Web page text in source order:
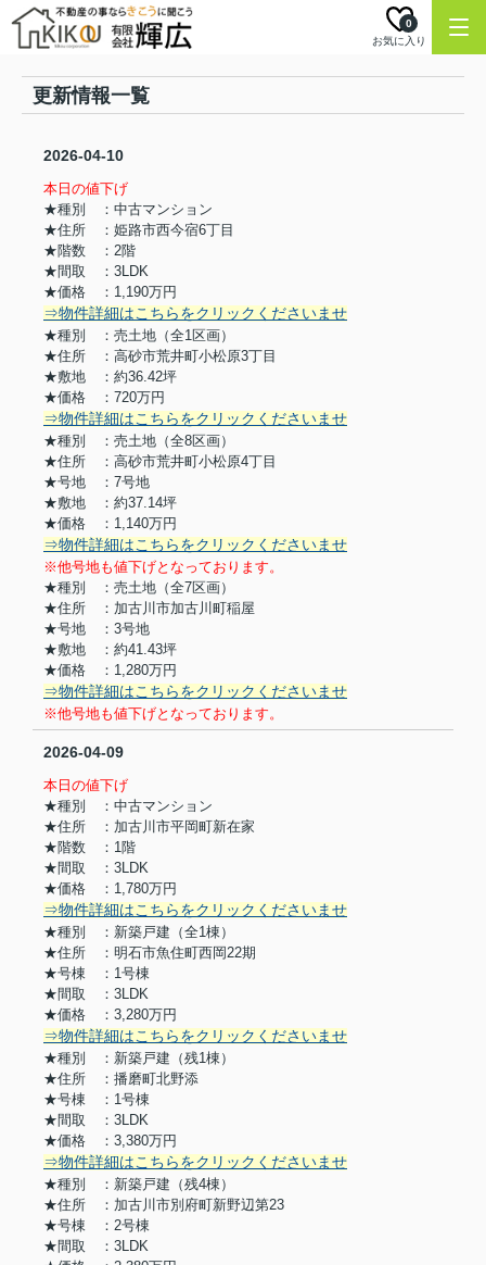
お気に入り
0
更新情報一覧
2026-04-10
本日の値下げ
★種別 ：中古マンション
★住所 ：姫路市西今宿6丁目
★階数 ：2階
★間取 ：3LDK
★価格 ：1,190万円
⇒物件詳細はこちらをクリックくださいませ
★種別 ：売土地（全1区画）
★住所 ：高砂市荒井町小松原3丁目
★敷地 ：約36.42坪
★価格 ：720万円
⇒物件詳細はこちらをクリックくださいませ
★種別 ：売土地（全8区画）
★住所 ：高砂市荒井町小松原4丁目
★号地 ：7号地
★敷地 ：約37.14坪
★価格 ：1,140万円
⇒物件詳細はこちらをクリックくださいませ
※他号地も値下げとなっております。
★種別 ：売土地（全7区画）
★住所 ：加古川市加古川町稲屋
★号地 ：3号地
★敷地 ：約41.43坪
★価格 ：1,280万円
⇒物件詳細はこちらをクリックくださいませ
※他号地も値下げとなっております。
2026-04-09
本日の値下げ
★種別 ：中古マンション
★住所 ：加古川市平岡町新在家
★階数 ：1階
★間取 ：3LDK
★価格 ：1,780万円
⇒物件詳細はこちらをクリックくださいませ
★種別 ：新築戸建（全1棟）
★住所 ：明石市魚住町西岡22期
★号棟 ：1号棟
★間取 ：3LDK
★価格 ：3,280万円
⇒物件詳細はこちらをクリックくださいませ
★種別 ：新築戸建（残1棟）
★住所 ：播磨町北野添
★号棟 ：1号棟
★間取 ：3LDK
★価格 ：3,380万円
⇒物件詳細はこちらをクリックくださいませ
★種別 ：新築戸建（残4棟）
★住所 ：加古川市別府町新野辺第23
★号棟 ：2号棟
★間取 ：3LDK